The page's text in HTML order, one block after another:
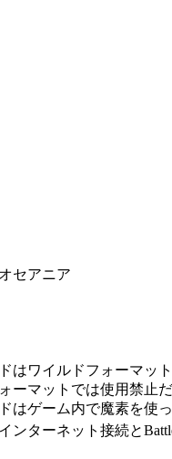
セアニア
はワイルドフォーマッ
ーマットでは使用禁止だ
はゲーム内で魔素を使
ンターネット接続と